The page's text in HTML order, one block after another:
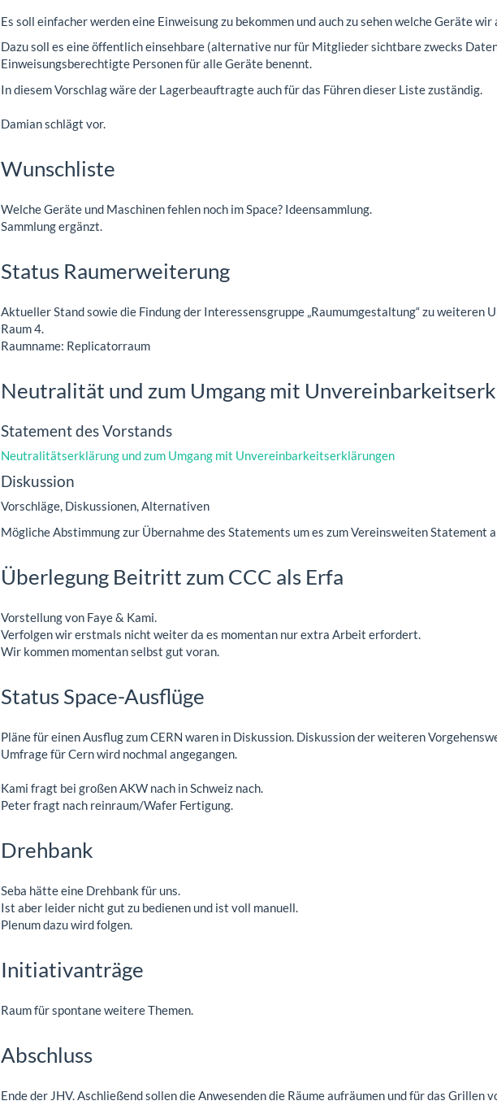
Es soll einfacher werden eine Einweisung zu bekommen und auch zu sehen welche Geräte
Dazu soll es eine öffentlich einsehbare (alternative nur für Mitglieder sichtbare zwecks
Einweisungsberechtigte Personen für alle Geräte benennt.
In diesem Vorschlag wäre der Lagerbeauftragte auch für das Führen dieser Liste zuständig.
Damian schlägt vor.
Wunschliste
Welche Geräte und Maschinen fehlen noch im Space? Ideensammlung.
Sammlung ergänzt.
Status Raumerweiterung
Aktueller Stand sowie die Findung der Interessensgruppe „Raumumgestaltung“ zu weiteren
Raum 4.
Raumname: Replicatorraum
Neutralität und zum Umgang mit
Statement des Vorstands
Neutralitätserklärung und zum Umgang mit Unvereinbarkeitserklärungen
Diskussion
Vorschläge, Diskussionen, Alternativen
Mögliche Abstimmung zur Übernahme des Statements um es zum Vereinsweiten Statement
Überlegung Beitritt zum CCC als Erfa
Vorstellung von Faye & Kami.
Verfolgen wir erstmals nicht weiter da es momentan nur extra Arbeit erfordert.
Wir kommen momentan selbst gut voran.
Status Space-Ausflüge
Pläne für einen Ausflug zum CERN waren in Diskussion. Diskussion der weiteren
Umfrage für Cern wird nochmal angegangen.
Kami fragt bei großen AKW nach in Schweiz nach.
Peter fragt nach reinraum/Wafer Fertigung.
Drehbank
Seba hätte eine Drehbank für uns.
Ist aber leider nicht gut zu bedienen und ist voll manuell.
Plenum dazu wird folgen.
Initiativanträge
Raum für spontane weitere Themen.
Abschluss
Ende der JHV. Aschließend sollen die Anwesenden die Räume aufräumen und für das Grillen